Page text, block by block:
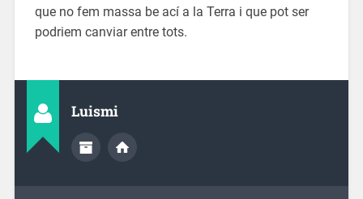
que no fem massa be ací a la Terra i que pot ser
podriem canviar entre tots.
Luismi